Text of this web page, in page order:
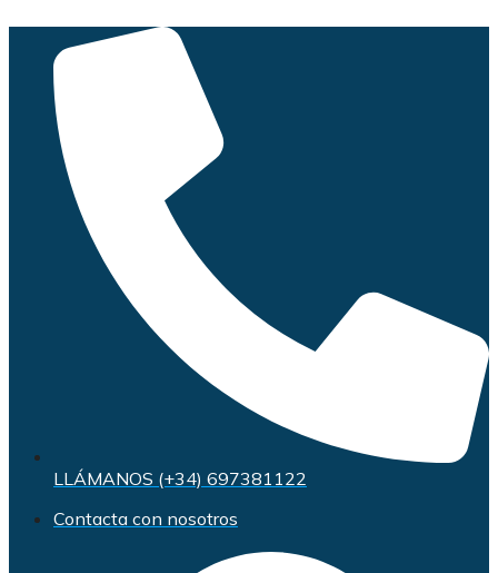
contenido
LLÁMANOS (+34) 697381122
Contacta con nosotros